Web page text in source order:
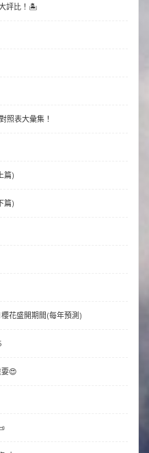
評比！🏝
照表大彙集！
篇)
篇)
花盛開期間(每年預測)
要😍